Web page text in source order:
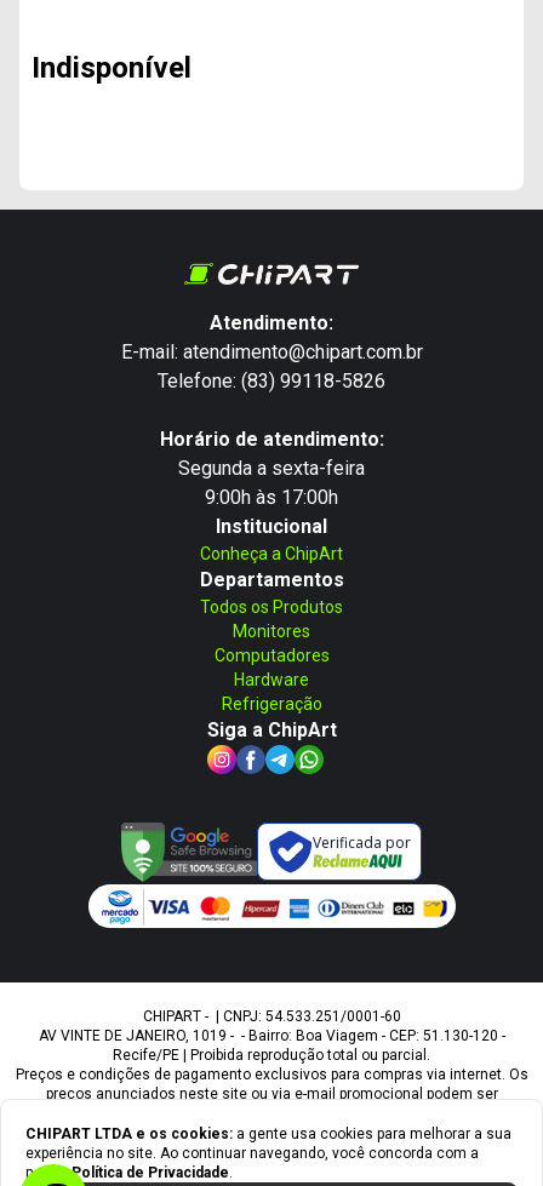
Indisponível
CHIPART LTDA e os cookies: a gente usa cookies para melhorar a sua
experiência no site. Ao continuar navegando, você concorda com a
nossaPolítica de Privacidade.
Atendimento:
E-mail: atendimento@chipart.com.br
Telefone: (83) 99118-5826
Horário de atendimento:
Segunda a sexta-feira
9:00h às 17:00h
Institucional
Conheça a ChipArt
Departamentos
Todos os Produtos
Monitores
Computadores
Hardware
Refrigeração
Siga a ChipArt
Verificada por
CHIPART - | CNPJ: 54.533.251/0001-60
AV VINTE DE JANEIRO, 1019 - - Bairro: Boa Viagem - CEP: 51.130-120 -
Recife/PE | Proibida reprodução total ou parcial.
Preços e condições de pagamento exclusivos para compras via internet. Os
preços anunciados neste site ou via e-mail promocional podem ser
descritivos. As fotos contidas nesta página são meramente ilustrativas do
produto e podem variar de acordo com o fornecedor/lote do fabricante.
Ofertas válidas até o término de nossos estoques. Vendas sujeitas à